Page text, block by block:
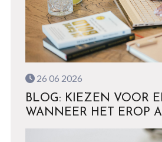
26 06 2026
BLOG: KIEZEN VOOR
WANNEER HET EROP